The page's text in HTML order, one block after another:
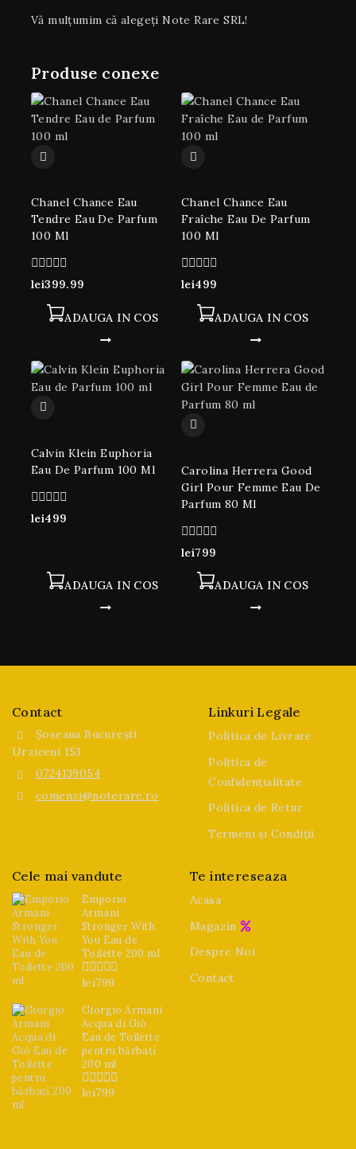
Vă mulțumim că alegeți Note Rare SRL!
Produse conexe
Chanel Chance Eau
Tendre Eau De Parfum
100 Ml
0
lei399.99
ADAUGA IN COS
Chanel Chance Eau
Fraîche Eau De Parfum
100 Ml
0
lei499
ADAUGA IN COS
Calvin Klein Euphoria
Eau De Parfum 100 Ml
0
lei499
ADAUGA IN COS
Carolina Herrera Good
Girl Pour Femme Eau De
Parfum 80 Ml
0
lei799
ADAUGA IN COS
Contact
Șoseaua București
Urziceni 153
0724139054
comenzi@noterare.ro
Linkuri Legale
Politica de Livrare
Politica de
Confidențialitate
Politica de Retur
Termeni și Condiții
Cele mai vandute
Emporio
Armani
Stronger With
You Eau de
Toilette 200 ml
0
5
lei799
Giorgio Armani
Acqua di Giò
Eau de Toilette
pentru bărbați
200 ml
0
lei799
Te intereseaza
Acasa
Magazin
Despre Noi
Contact